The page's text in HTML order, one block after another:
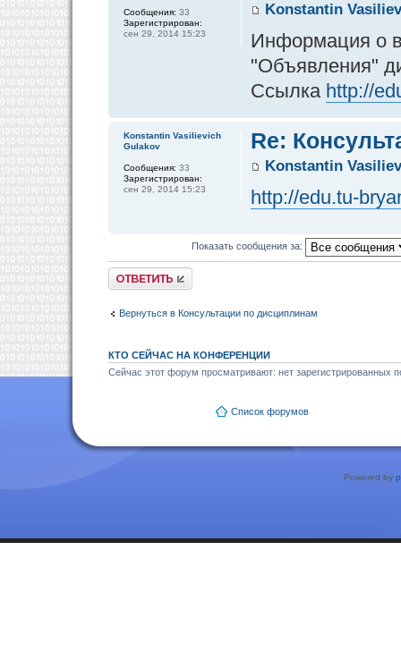
Konstantin
Информация о
"Объявления"
Ссылка http://
Сообщения: 33
Зарегистрирован:
сен 29, 2014 15:23
Re:
Konstantin
http://edu.tu-
Konstantin Vasilievich
Gulakov
Сообщения: 33
Зарегистрирован:
сен 29, 2014 15:23
Показать сообщения за:
Ответить
Вернуться в Консультации по дисциплинам
КТО СЕЙЧАС НА КОНФЕРЕНЦИИ
Сейчас этот форум просматривают: нет зарегистрированных
Список форумов
Powered by